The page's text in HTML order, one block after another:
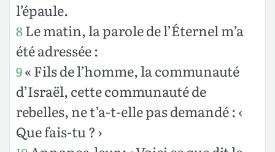
l’épaule.
8Le matin, la parole de l’Éternel m’a
été adressée :
9« Fils de l’homme, la communauté
d’Israël, cette communauté de
rebelles, ne t’a-t-elle pas demandé : ‹
Que fais-tu ? ›